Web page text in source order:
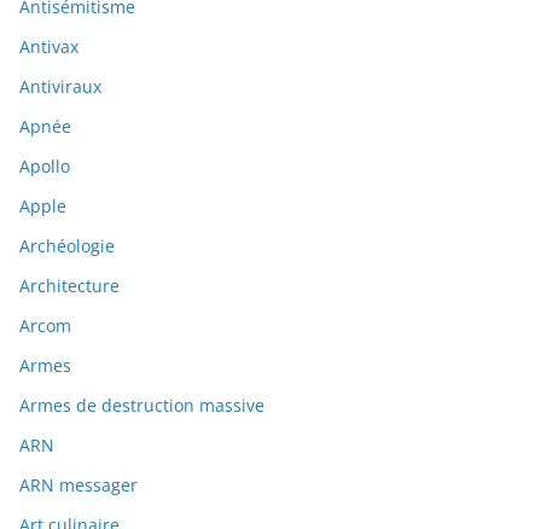
Antisémitisme
Antivax
Antiviraux
Apnée
Apollo
Apple
Archéologie
Architecture
Arcom
Armes
Armes de destruction massive
ARN
ARN messager